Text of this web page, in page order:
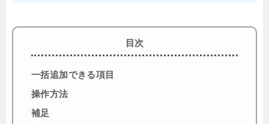
目次
一括追加できる項目
操作方法
補足